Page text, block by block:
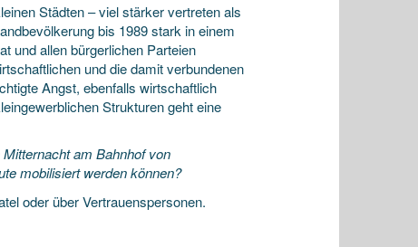
Städten – viel stärker vertreten als
bis 1989 stark in einem
und allen bürgerlichen Parteien
und die damit verbundenen
Angst, ebenfalls wirtschaftlich
Strukturen geht eine
am Bahnhof von
mobilisiert werden können?
oder über Vertrauenspersonen.